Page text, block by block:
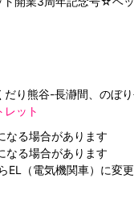
り熊谷-長瀞間、のぼ
レット
なる場合があります
なる場合があります
EL（電気機関車）に変